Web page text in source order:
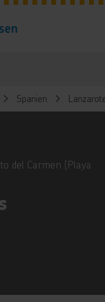
Spanien
del Carmen (Playa